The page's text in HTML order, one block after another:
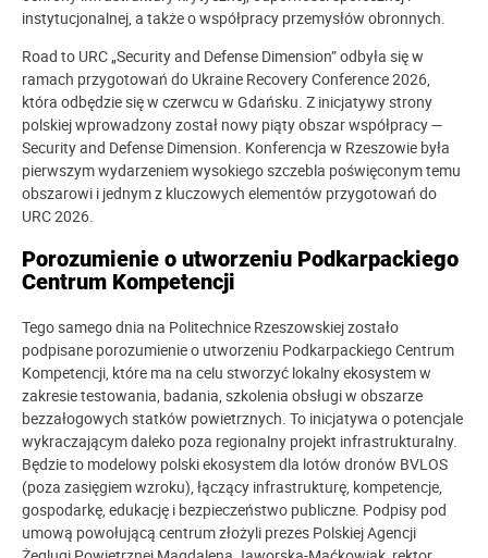
instytucjonalnej, a także o współpracy przemysłów obronnych.
Road to URC „Security and Defense Dimension” odbyła się w
ramach przygotowań do Ukraine Recovery Conference 2026,
która odbędzie się w czerwcu w Gdańsku. Z inicjatywy strony
polskiej wprowadzony został nowy piąty obszar współpracy —
Security and Defense Dimension. Konferencja w Rzeszowie była
pierwszym wydarzeniem wysokiego szczebla poświęconym temu
obszarowi i jednym z kluczowych elementów przygotowań do
URC 2026.
Porozumienie o utworzeniu Podkarpackiego
Centrum Kompetencji
Tego samego dnia na Politechnice Rzeszowskiej zostało
podpisane porozumienie o utworzeniu Podkarpackiego Centrum
Kompetencji, które ma na celu stworzyć lokalny ekosystem w
zakresie testowania, badania, szkolenia obsługi w obszarze
bezzałogowych statków powietrznych. To inicjatywa o potencjale
wykraczającym daleko poza regionalny projekt infrastrukturalny.
Będzie to modelowy polski ekosystem dla lotów dronów BVLOS
(poza zasięgiem wzroku), łączący infrastrukturę, kompetencje,
gospodarkę, edukację i bezpieczeństwo publiczne. Podpisy pod
umową powołującą centrum złożyli prezes Polskiej Agencji